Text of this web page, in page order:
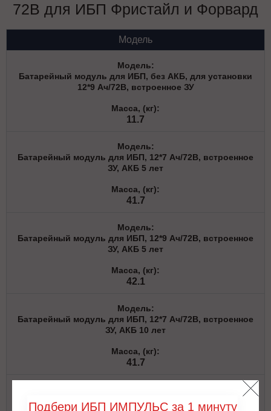
72В для ИБП Фристайл и Форвард
Модель
Батарейный модуль для ИБП, без АКБ, для установки
12*9 Ач/72В, встроенное ЗУ
11.7
Батарейный модуль для ИБП, 12*7 Ач/72В, встроенное
ЗУ, АКБ 5 лет
41.7
Батарейный модуль для ИБП, 12*9 Ач/72В, встроенное
ЗУ, АКБ 5 лет
42.1
Батарейный модуль для ИБП, 12*7 Ач/72В, встроенное
ЗУ, АКБ 10 лет
41.7
Батарейный модуль для ИБП, 12*9 Ач/72В, встроенное
Подбери ИБП ИМПУЛЬС за 1 минуту